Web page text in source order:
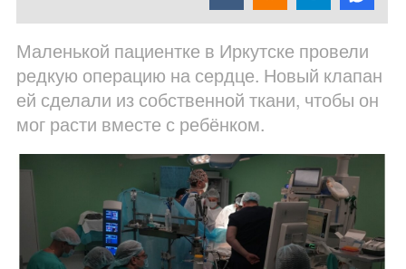
Маленькой пациентке в Иркутске провели
редкую операцию на сердце. Новый клапан
ей сделали из собственной ткани, чтобы он
мог расти вместе с ребёнком.